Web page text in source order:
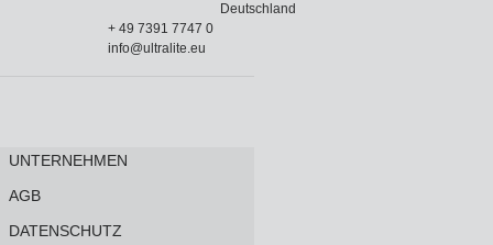
Deutschland
+ 49 7391 7747 0
info@ultralite.eu
UNTERNEHMEN
AGB
DATENSCHUTZ